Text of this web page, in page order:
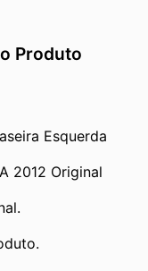
Produto
Esquerda
2012 Original